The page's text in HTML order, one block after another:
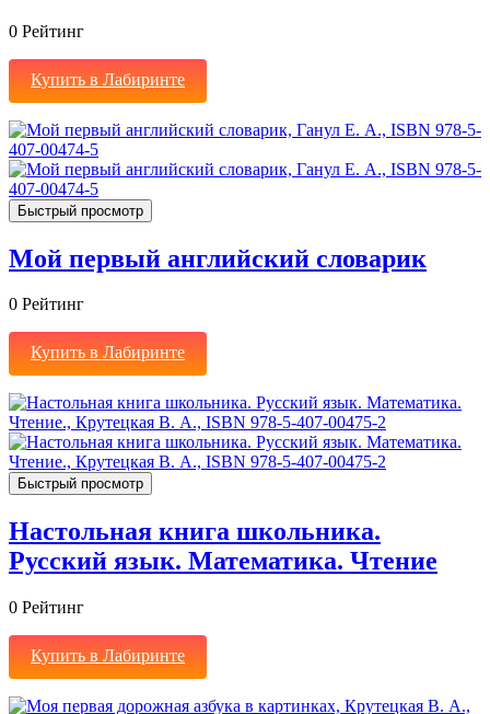
0 Рейтинг
Купить в Лабиринте
Быстрый просмотр
Мой первый английский словарик
0 Рейтинг
Купить в Лабиринте
Быстрый просмотр
Настольная книга школьника.
Русский язык. Математика. Чтение
0 Рейтинг
Купить в Лабиринте